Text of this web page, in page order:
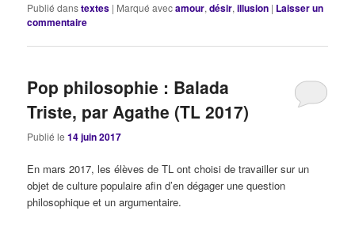
Publié danstextes | Marqué avecamour,désir,illusion | Laisser un
commentaire
Pop philosophie : Balada
Triste, par Agathe (TL 2017)
Publié le14 juin 2017
En mars 2017, les élèves de TL ont choisi de travailler sur un
objet de culture populaire afin d’en dégager une question
philosophique et un argumentaire.